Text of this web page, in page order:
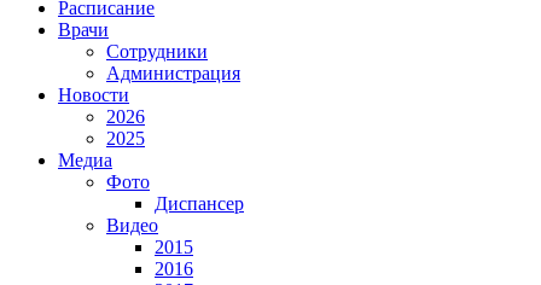
Расписание
Врачи
Сотрудники
Администрация
Новости
2026
2025
Медиа
Фото
Диспансер
Видео
2015
2016